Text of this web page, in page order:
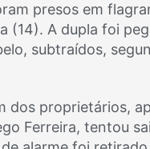
presos em
(14). A dupla foi
subtraídos,
dos proprietários,
Ferreira, tentou